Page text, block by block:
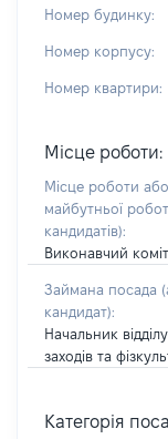
Номер будинку:
Номер корпусу:
Номер квартири:
Місце роботи:
Місце роботи
майбутньої
кандидатів):
Виконавчий
Займана посада
кандидат):
Начальник
заходів та
Категорія